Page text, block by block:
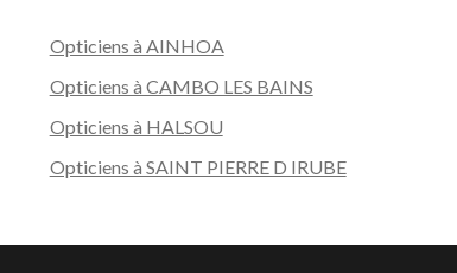
Opticiens à AINHOA
Opticiens à CAMBO LES BAINS
Opticiens à HALSOU
Opticiens à SAINT PIERRE D IRUBE